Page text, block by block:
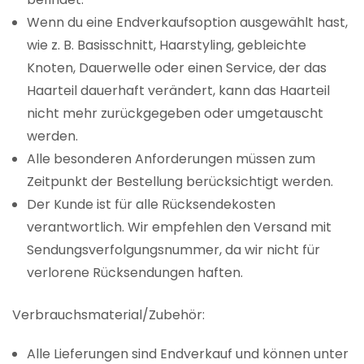
Wenn du eine Endverkaufsoption ausgewählt hast,
wie z. B. Basisschnitt, Haarstyling, gebleichte
Knoten, Dauerwelle oder einen Service, der das
Haarteil dauerhaft verändert, kann das Haarteil
nicht mehr zurückgegeben oder umgetauscht
werden.
Alle besonderen Anforderungen müssen zum
Zeitpunkt der Bestellung berücksichtigt werden.
Der Kunde ist für alle Rücksendekosten
verantwortlich. Wir empfehlen den Versand mit
Sendungsverfolgungsnummer, da wir nicht für
verlorene Rücksendungen haften.
Verbrauchsmaterial/Zubehör:
Alle Lieferungen sind Endverkauf und können unter